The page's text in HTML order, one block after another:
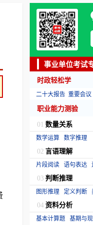
事业单位考试
时政轻松学
二十大报告 重要会议
职业能力测验
01 数量关系
数学运算 数字推理
02 言语理解
片段阅读 语句表达
03 判断推理
图形推理 定义判断
04 资料分析
基本计算题 基期与